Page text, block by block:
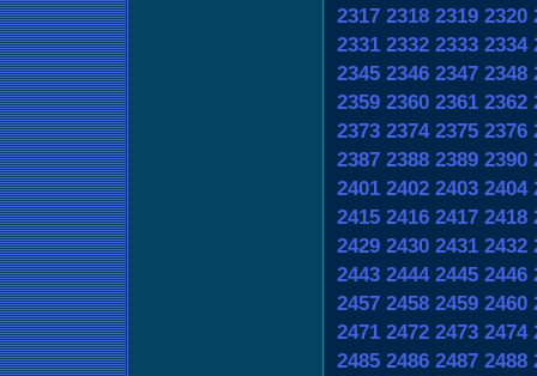
2317 2318 2319 2320
2331 2332 2333 2334
2345 2346 2347 2348
2359 2360 2361 2362
2373 2374 2375 2376
2387 2388 2389 2390
2401 2402 2403 2404
2415 2416 2417 2418
2429 2430 2431 2432
2443 2444 2445 2446
2457 2458 2459 2460
2471 2472 2473 2474
2485 2486 2487 2488